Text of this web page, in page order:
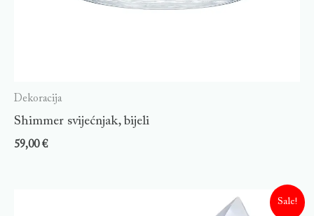
Dekoracija
Shimmer svijećnjak, bijeli
59,00€
Sale!